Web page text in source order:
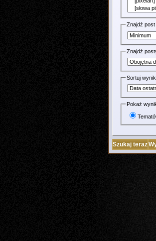
Znajdź post
Znajdź
Sortuj
Pokaż